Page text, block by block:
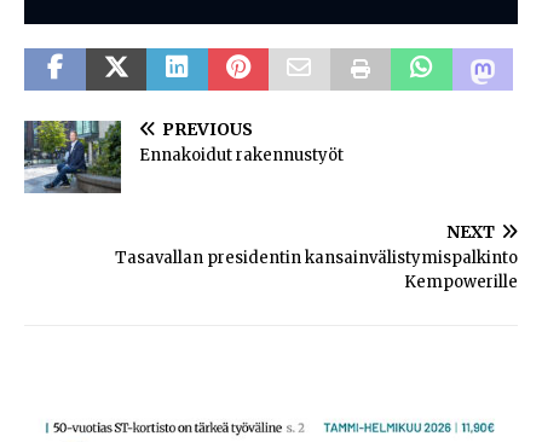
PREVIOUS
Ennakoidut rakennustyöt
NEXT
Tasavallan presidentin kansainvälistymispalkinto
Kempowerille